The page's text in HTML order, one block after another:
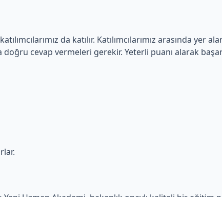
da katılır. Katılımcılarımız arasında yer
cevap vermeleri gerekir. Yeterli puanı alarak